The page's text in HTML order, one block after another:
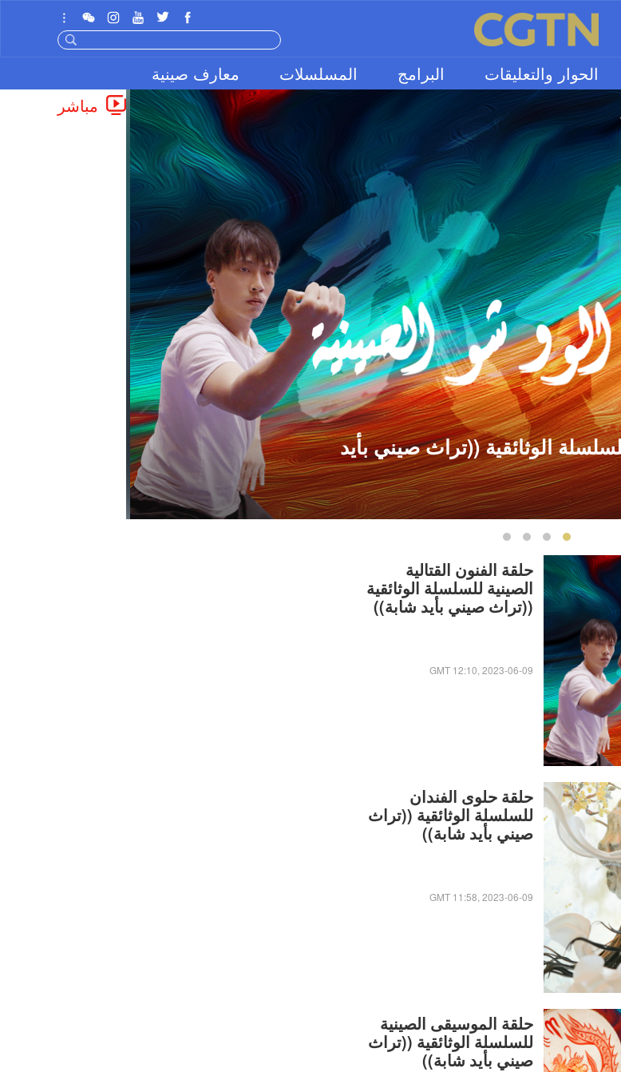
الحوار والتعليقات البرامج المسلسلات
معارف صينية
مباشر
الوثائقية ((تراث صيني بأيد
حلقة الفنون القتالية
الصينية للسلسلة الوثائقية
((تراث صيني بأيد شابة))
GMT 12:10, 2023-06-09
حلقة حلوى الفندان
للسلسلة الوثائقية ((تراث
صيني بأيد شابة))
GMT 11:58, 2023-06-09
حلقة الموسيقى الصينية
للسلسلة الوثائقية ((تراث
صيني بأيد شابة))